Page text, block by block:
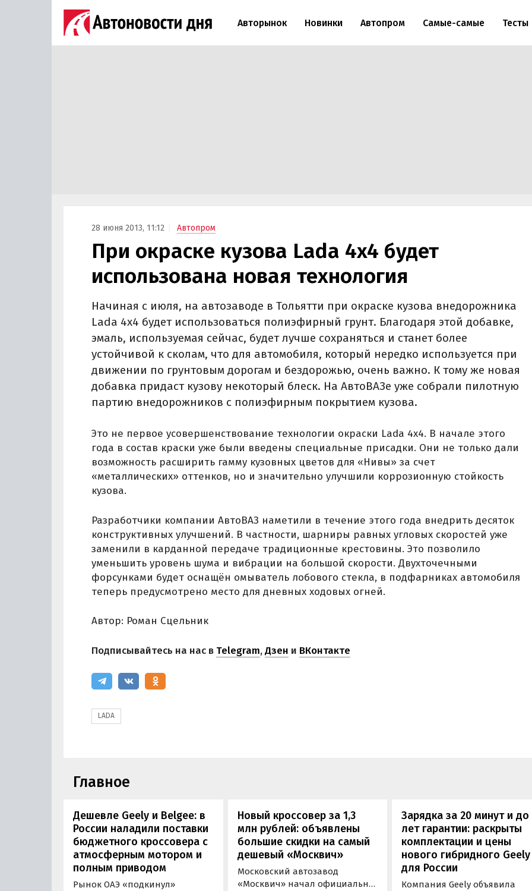
Авторынок Новинки Автопром Самые-самые Тесты
28 июня 2013, 11:12 Автопром
При окраске кузова Lada 4x4 будет
использована новая технология
Начиная с июля, на автозаводе в Тольятти при окраске кузова внедорожника
Lada 4x4 будет использоваться полиэфирный грунт. Благодаря этой добавке,
эмаль, используемая сейчас, будет лучше сохраняться и станет более
устойчивой к сколам, что для автомобиля, который нередко используется при
движении по грунтовым дорогам и бездорожью, очень важно. К тому же новая
добавка придаст кузову некоторый блеск. На АвтоВАЗе уже собрали пилотную
партию внедорожников с полиэфирным покрытием кузова.
Это не первое усовершенствование технологии окраски Lada 4x4. В начале этого
года в состав краски уже были введены специальные присадки. Они не только дали
возможность расширить гамму кузовных цветов для «Нивы» за счет
«металлических» оттенков, но и значительно улучшили коррозионную стойкость
кузова.
Разработчики компании АвтоВАЗ наметили в течение этого года внедрить десяток
конструктивных улучшений. В частности, шарниры равных угловых скоростей уже
заменили в карданной передаче традиционные крестовины. Это позволило
уменьшить уровень шума и вибрации на большой скорости. Двухточечными
форсунками будет оснащён омыватель лобового стекла, в подфарниках автомобиля
теперь предусмотрено место для дневных ходовых огней.
Автор: Роман Сцельник
Подписывайтесь на нас в Telegram,Дзен и ВКонтакте
LADA
Главное
Дешевле Geely и Belgee: в
России наладили поставки
бюджетного кроссовера с
атмосферным мотором и
полным приводом
Рынок ОАЭ «подкинул»
Новый кроссовер за 1,3
млн рублей: объявлены
большие скидки на самый
дешевый «Москвич»
Московский автозавод
«Москвич» начал официально
Зарядка за 20 минут и
лет гарантии: раскрыты
комплектации и цены
нового гибридного Geely
для России
Компания Geely объявила